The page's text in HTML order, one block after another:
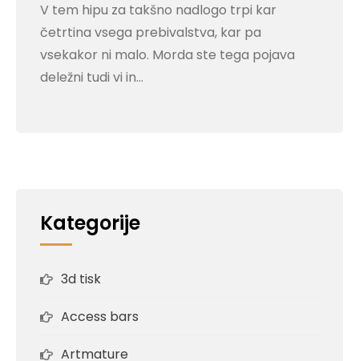
V tem hipu za takšno nadlogo trpi kar
četrtina vsega prebivalstva, kar pa
vsekakor ni malo. Morda ste tega pojava
deležni tudi vi in…
Kategorije
3d tisk
Access bars
Artmature